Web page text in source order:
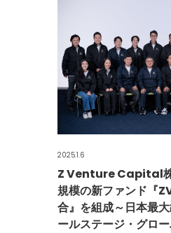
2025.1.6
Z Venture Capital
規模の新ファンド『
合』を組成～日本最
ールステージ・グロ